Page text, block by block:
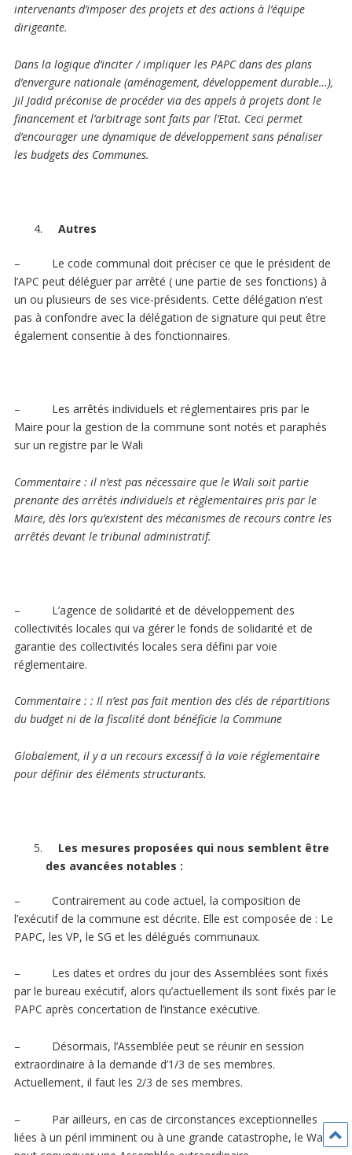
intervenants d’imposer des projets et des actions à l’équipe
dirigeante.
Dans la logique d’inciter / impliquer les PAPC dans des plans
d’envergure nationale (aménagement, développement durable…),
Jil Jadid préconise de procéder via des appels à projets dont le
financement et l’arbitrage sont faits par l’Etat. Ceci permet
d’encourager une dynamique de développement sans pénaliser
les budgets des Communes.
Autres
– Le code communal doit préciser ce que le président de
l’APC peut déléguer par arrêté ( une partie de ses fonctions) à
un ou plusieurs de ses vice-présidents. Cette délégation n’est
pas à confondre avec la délégation de signature qui peut être
également consentie à des fonctionnaires.
– Les arrêtés individuels et réglementaires pris par le
Maire pour la gestion de la commune sont notés et paraphés
sur un registre par le Wali
Commentaire : il n’est pas nécessaire que le Wali soit partie
prenante des arrêtés individuels et règlementaires pris par le
Maire, dès lors qu’existent des mécanismes de recours contre les
arrêtés devant le tribunal administratif.
– L’agence de solidarité et de développement des
collectivités locales qui va gérer le fonds de solidarité et de
garantie des collectivités locales sera défini par voie
réglementaire.
Commentaire : : Il n’est pas fait mention des clés de répartitions
du budget ni de la fiscalité dont bénéficie la Commune
Globalement, il y a un recours excessif à la voie réglementaire
pour définir des éléments structurants.
Les mesures proposées qui nous semblent être
des avancées notables :
– Contrairement au code actuel, la composition de
l’exécutif de la commune est décrite. Elle est composée de : Le
PAPC, les VP, le SG et les délégués communaux.
– Les dates et ordres du jour des Assemblées sont fixés
par le bureau exécutif, alors qu’actuellement ils sont fixés par le
PAPC après concertation de l’instance exécutive.
– Désormais, l’Assemblée peut se réunir en session
extraordinaire à la demande d’1/3 de ses membres.
Actuellement, il faut les 2/3 de ses membres.
– Par ailleurs, en cas de circonstances exceptionnelles
liées à un péril imminent ou à une grande catastrophe, le Wali